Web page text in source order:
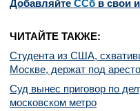
Добавляйте CСб в свои
ЧИТАЙТЕ ТАКЖЕ:
Студента из США,
Москве, держат под
Суд вынес приговор по
московском метро